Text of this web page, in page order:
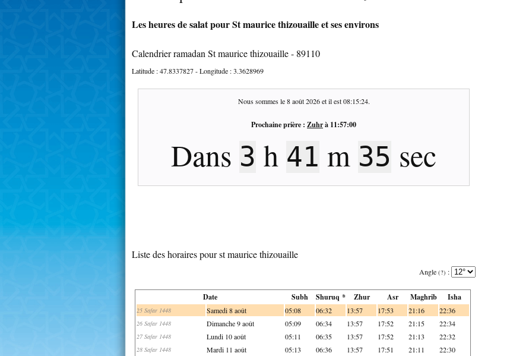
Les heures de salat pour St maurice thizouaille et ses environs
Calendrier ramadan St maurice thizouaille - 89110
Latitude :47.8337827- Longitude :3.3628969
Nous sommes le8 août 2026et il est08:15:25.
Prochaine prière : Zuhrà 11:57:00
Dans 3 h 41 m 34 sec
Liste des horaires pour st maurice thizouaille
Angle (?) :
Date Subh Shuruq * Zhur Asr Maghrib Isha
25 Safar 1448 Samedi 8 août 05:08 06:32 13:57 17:53 21:16 22:36
26 Safar 1448 Dimanche 9 août 05:09 06:34 13:57 17:52 21:15 22:34
27 Safar 1448 Lundi 10 août 05:11 06:35 13:57 17:52 21:13 22:32
28 Safar 1448 Mardi 11 août 05:13 06:36 13:57 17:51 21:11 22:30